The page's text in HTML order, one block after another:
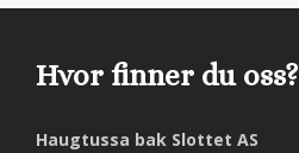
Hvor finner du oss?
Haugtussa bak Slottet AS